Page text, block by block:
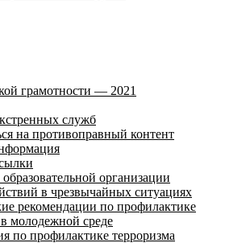
грамотности — 2021
служб
на противоправный контент
организации
в чрезвычайных ситуациях
рекомендации по профилактике
молодежной среде
по профилактике терроризма